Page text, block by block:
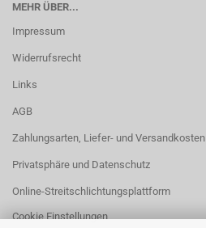
MEHR ÜBER...
Impressum
Widerrufsrecht
Links
AGB
Zahlungsarten, Liefer- und Versandkosten
Privatsphäre und Datenschutz
Online-Streitschlichtungsplattform
Cookie Einstellungen